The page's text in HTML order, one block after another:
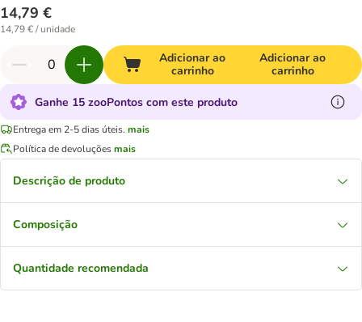
14,79 €
14,79 € / unidade
Adicionar ao
carrinho
Adicionar ao
carrinho
Ganhe 15 zooPontos com este produto
Entrega em 2-5 dias úteis. mais
Política de devoluçõesmais
Descrição de produto
Composição
Quantidade recomendada